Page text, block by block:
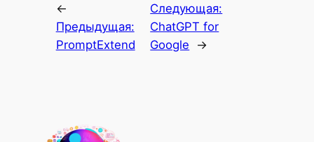
←
Предыдущая:
PromptExtend
Следующая:
ChatGPT for
Google
→